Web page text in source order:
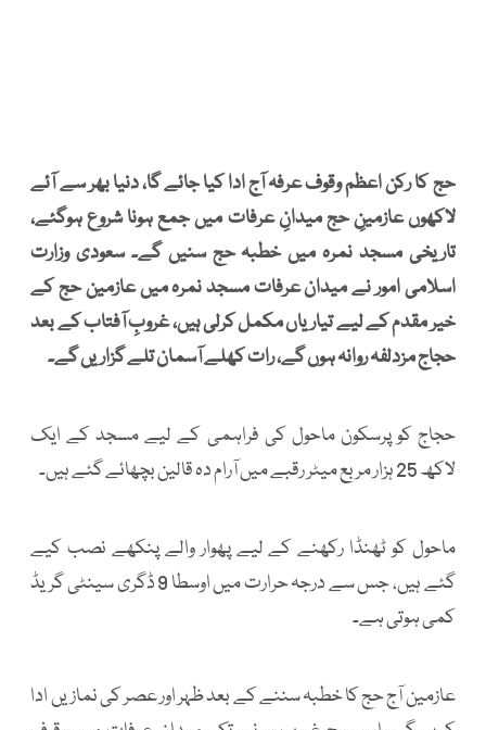
حج کا رکن اعظم وقوف عرفہ آج ادا کیا جائے گا، دنیا بھر سے آئے
لاکھوں عازمینِ حج میدانِ عرفات میں جمع ہونا شروع ہوگئے،
تاریخی مسجد نمرہ میں خطبہ حج سنیں گے۔ سعودی وزارت
اسلامی امور نے میدان عرفات مسجد نمرہ میں عازمین حج کے
خیر مقدم کے لیے تیاریاں مکمل کرلی ہیں، غروبِ آفتاب کے بعد
حجاج مزدلفہ روانہ ہوں گے، رات کھلے آسمان تلے گزاریں گے۔
حجاج کو پرسکون ماحول کی فراہمی کے لیے مسجد کے ایک
لاکھ 25 ہزار مربع میٹر رقبے میں آرام دہ قالین بچھائے گئے ہیں۔
ماحول کو ٹھنڈا رکھنے کے لیے پھوار والے پنکھے نصب کیے
گئے ہیں، جس سے درجہ حرارت میں اوسطا 9 ڈگری سینٹی گریڈ
کمی ہوتی ہے۔
عازمین آج حج کا خطبہ سننے کے بعد ظہر اور عصر کی نمازیں ادا